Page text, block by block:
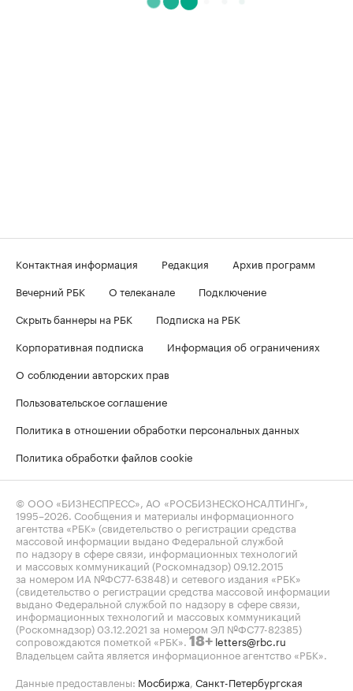
Контактная информация Редакция
Архив программ
Вечерний РБК
О телеканале
Подключение
Скрыть баннеры на РБК
Подписка на РБК
Корпоративная подписка
Информация об ограничениях
О соблюдении авторских прав
Пользовательское соглашение
Политика в отношении обработки персональных данных
Политика обработки файлов cookie
© ООО «БИЗНЕСПРЕСС», АО «РОСБИЗНЕСКОНСАЛТИНГ»,
1995–2026 . Сообщения и материалы информационного
агентства «РБК» (свидетельство о регистрации средства
массовой информации выдано Федеральной службой
по надзору в сфере связи, информационных технологий
и массовых коммуникаций (Роскомнадзор) 09.12.2015
за номером ИА №ФС77-63848) и сетевого издания «РБК»
(свидетельство о регистрации средства массовой информации
выдано Федеральной службой по надзору в сфере связи,
информационных технологий и массовых коммуникаций
(Роскомнадзор) 03.12.2021 за номером ЭЛ №ФС77-82385)
сопровождаются пометкой «РБК». 18+ letters@rbc.ru
Владельцем сайта является информационное агентство «РБК».
Данные предоставлены: Мосбиржа Санкт-Петербургская